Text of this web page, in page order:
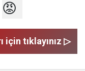
😡
için tıklayınız ▷